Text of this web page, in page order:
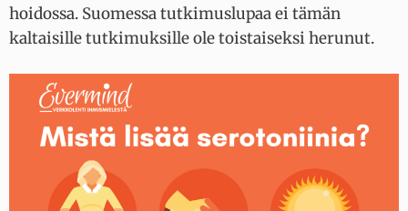
hoidossa. Suomessa tutkimuslupaa ei tämän
kaltaisille tutkimuksille ole toistaiseksi herunut.